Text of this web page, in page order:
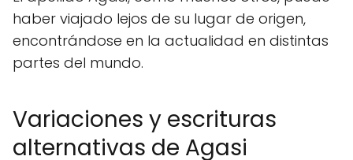
haber viajado lejos de su lugar de origen,
encontrándose en la actualidad en distintas
partes del mundo.
Variaciones y escrituras
alternativas de Agasi